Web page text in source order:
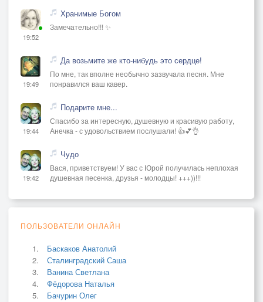
19:52
Хранимые Богом
Замечательно!!! ✨
19:49
Да возьмите же кто-нибудь это сердце!
По мне, так вполне необычно зазвучала песня. Мне
понравился ваш кавер.
19:44
Подарите мне...
Спасибо за интересную, душевную и красивую работу,
Анечка - с удовольствием послушали! 👍💕👌
19:42
Чудо
Вася, приветствуем! У вас с Юрой получилась неплохая
душевная песенка, друзья - молодцы! +++))!!!
ПОЛЬЗОВАТЕЛИ ОНЛАЙН
Баскаков Анатолий
Сталинградский Саша
Ванина Светлана
Фёдорова Наталья
Бачурин Олег